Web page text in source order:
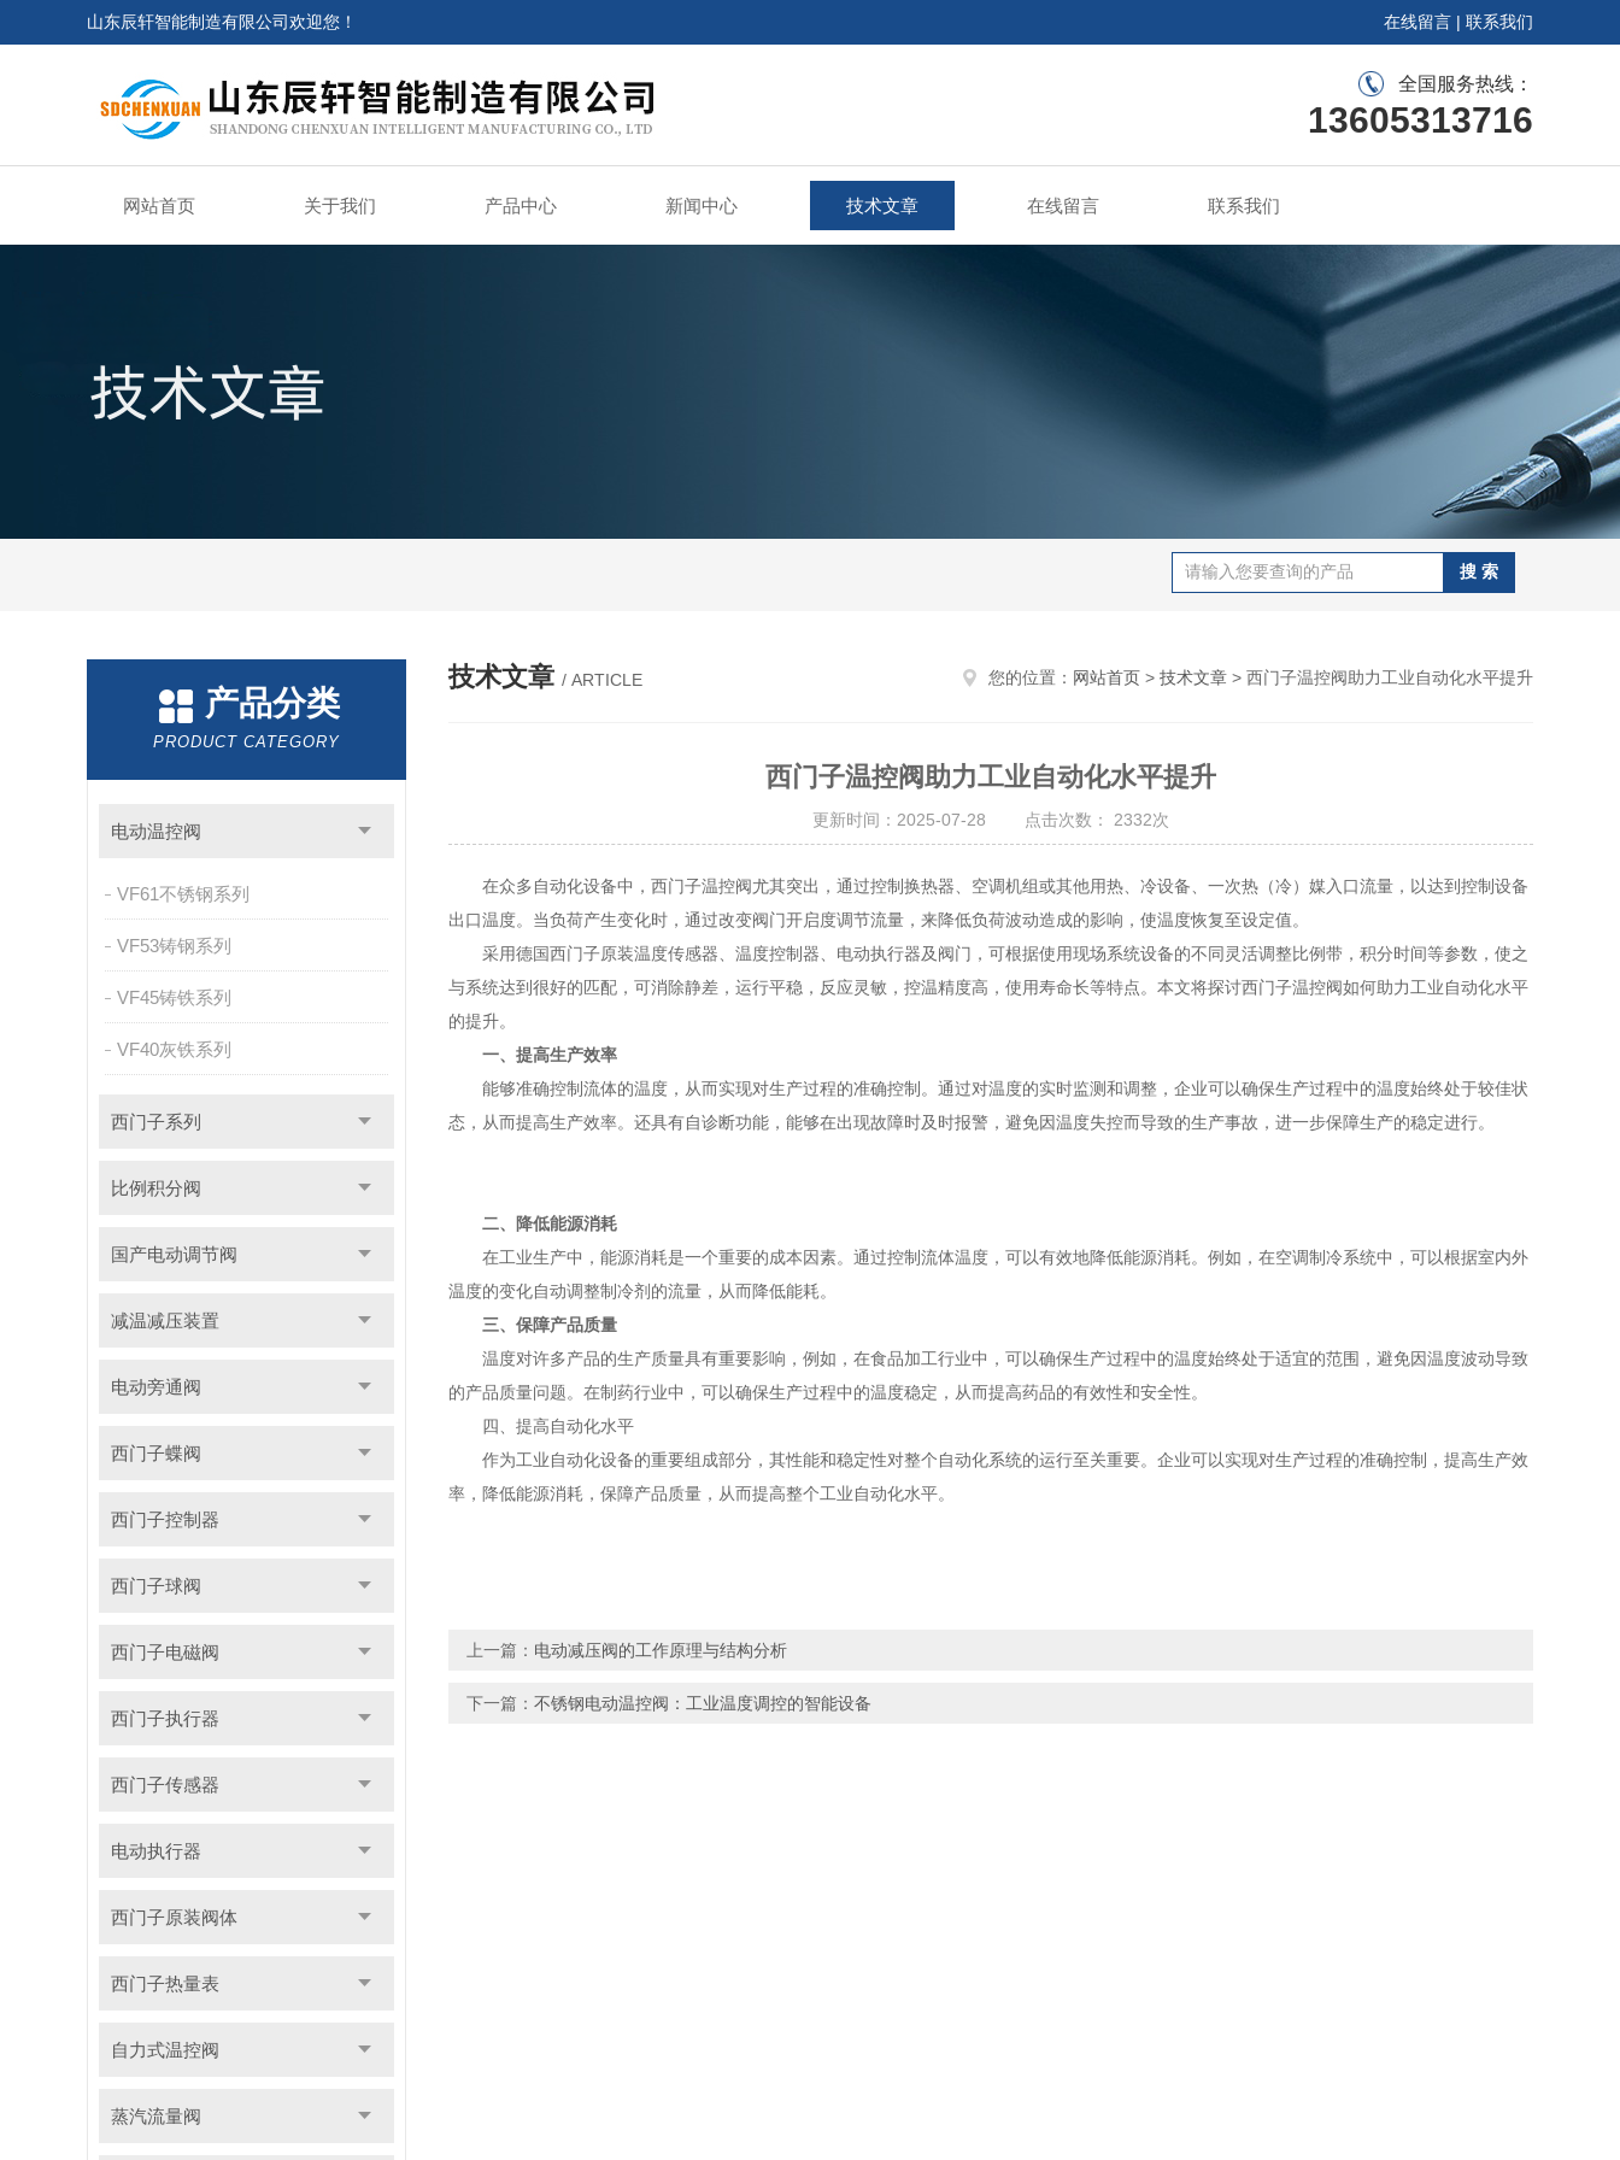
山东辰轩智能制造有限公司欢迎您！ 在线留言 | 联系我们
全国服务热线：
13605313716
网站首页 关于我们 产品中心 新闻中心 技术文章 在线留言 联系我们
技术文章 / ARTICLE 您的位置： 网站首页 > 技术文章 > 西门子温控阀助力工业自动化水平提升
西门子温控阀助力工业自动化水平提升
更新时间：2025-07-28 点击次数： 2332次
在众多自动化设备中， 西门子温控阀尤其突出，通过控制换热器、空调机组或其他用热、冷设备、一次热（冷）媒入口流量，以达到控制设备
出口温度。当负荷产生变化时，通过改变阀门开启度调节流量，来降低负荷波动造成的影响，使温度恢复至设定值。
采用德国西门子原装温度传感器、温度控制器、电动执行器及阀门，可根据使用现场系统设备的不同灵活调整比例带，积分时间等参数，使之
与系统达到很好的匹配，可消除静差，运行平稳，反应灵敏，控温精度高，使用寿命长等特点。本文将探讨西门子温控阀如何助力工业自动化水平
的提升。
一、提高生产效率
能够准确控制流体的温度，从而实现对生产过程的准确控制。通过对温度的实时监测和调整，企业可以确保生产过程中的温度始终处于较佳状
态，从而提高生产效率。还具有自诊断功能，能够在出现故障时及时报警，避免因温度失控而导致的生产事故，进一步保障生产的稳定进行。
二、降低能源消耗
在工业生产中，能源消耗是一个重要的成本因素。通过控制流体温度，可以有效地降低能源消耗。例如，在空调制冷系统中，可以根据室内外
温度的变化自动调整制冷剂的流量，从而降低能耗。
三、保障产品质量
温度对许多产品的生产质量具有重要影响，例如，在食品加工行业中，可以确保生产过程中的温度始终处于适宜的范围，避免因温度波动导致
的产品质量问题。在制药行业中，可以确保生产过程中的温度稳定，从而提高药品的有效性和安全性。
四、提高自动化水平
作为工业自动化设备的重要组成部分，其性能和稳定性对整个自动化系统的运行至关重要。企业可以实现对生产过程的准确控制，提高生产效
率，降低能源消耗，保障产品质量，从而提高整个工业自动化水平。
上一篇： 电动减压阀的工作原理与结构分析
下一篇： 不锈钢电动温控阀：工业温度调控的智能设备
产品分类
PRODUCT CATEGORY
电动温控阀
VF61不锈钢系列
VF53铸钢系列
VF45铸铁系列
VF40灰铁系列
西门子系列
比例积分阀
国产电动调节阀
减温减压装置
电动旁通阀
西门子蝶阀
西门子控制器
西门子球阀
西门子电磁阀
西门子执行器
西门子传感器
电动执行器
西门子原装阀体
西门子热量表
自力式温控阀
蒸汽流量阀